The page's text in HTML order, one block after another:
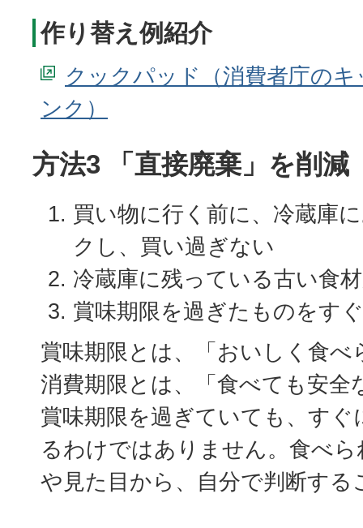
作り替え例紹介
クックパッド（消費者庁の
方法3 「直接廃棄」を削減
買い物に行く前に、冷蔵庫
クし、買い過ぎない
冷蔵庫に残っている古い食
賞味期限を過ぎたものをす
賞味期限とは、「おいしく食べ
消費期限とは、「食べても安全
賞味期限を過ぎていても、す
るわけではありません。食べ
や見た目から、自分で判断する